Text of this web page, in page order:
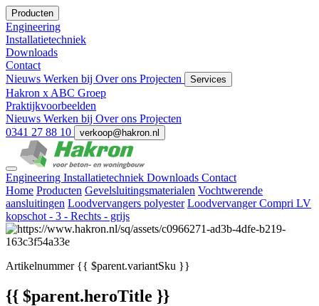
Producten
Engineering
Installatietechniek
Downloads
Contact
Nieuws Werken bij Over ons Projecten Services
Hakron x ABC Groep
Praktijkvoorbeelden
Nieuws Werken bij Over ons Projecten
0341 27 88 10
verkoop@hakron.nl
Engineering Installatietechniek Downloads Contact
Home Producten Gevelsluitingsmaterialen Vochtwerende
aansluitingen Loodvervangers polyester Loodvervanger Compri LV
kopschot - 3 - Rechts - grijs
Artikelnummer{{ $parent.variantSku }}
{{ $parent.heroTitle }}